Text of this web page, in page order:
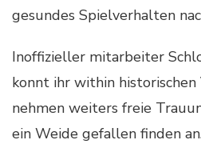
gesundes Spielverhalten
Inoffizieller mitarbeiter
konnt ihr within
nehmen weiters freie
ein Weide gefallen finden